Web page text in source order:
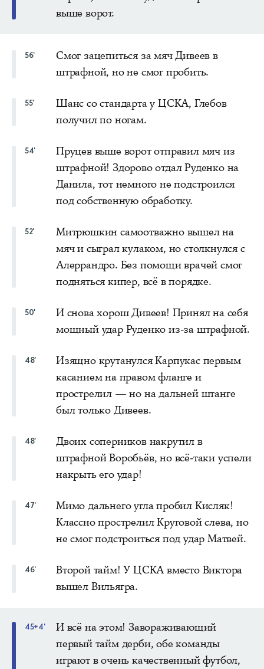
выше ворот.
56'
Смог зацепиться за мяч Дивеев в
штрафной, но не смог пробить.
55'
Шанс со стандарта у ЦСКА, Глебов
получил по ногам.
54'
Пруцев выше ворот отправил мяч из
штрафной! Здорово отдал Руденко на
Данила, тот немного не подстроился
под собственную обработку.
52'
Митрюшкин самоотважно вышел на
мяч и сыграл кулаком, но столкнулся с
Алеррандро. Без помощи врачей смог
подняться кипер, всё в порядке.
50'
И снова хорош Дивеев! Принял на себя
мощный удар Руденко из-за штрафной.
48'
Изящно крутанулся Карпукас первым
касанием на правом фланге и
прострелил — но на дальней штанге
был только Дивеев.
48'
Двоих соперников накрутил в
штрафной Воробьёв, но всё-таки успели
накрыть его удар!
47'
Мимо дальнего угла пробил Кисляк!
Классно прострелил Круговой слева, но
не смог подстроиться под удар Матвей.
46'
Второй тайм! У ЦСКА вместо Виктора
вышел Вильягра.
45+4'
И всё на этом! Завораживающий
первый тайм дерби, обе команды
играют в очень качественный футбол,